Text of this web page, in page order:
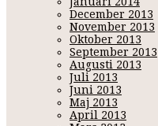
December 2013
November 2013
Oktober 2013
September 2013
Augusti 2013
Juli 2013
Juni 2013
Maj 2013
April 2013